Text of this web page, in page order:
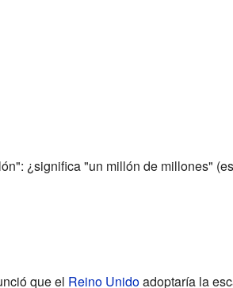
¿significa "un millón de millones"
que el Reino Unidoadoptaría la